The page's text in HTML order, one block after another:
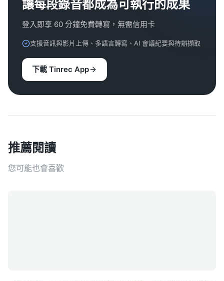
讓每段錄音都成為可執行的成果
登入即享 60 分鐘免費轉寫，無需信用卡
支援音訊與影片上傳、多語言轉寫、AI 會議紀要與待辦擷取
下載 Tinrec App
推薦閱讀
您可能也會喜歡